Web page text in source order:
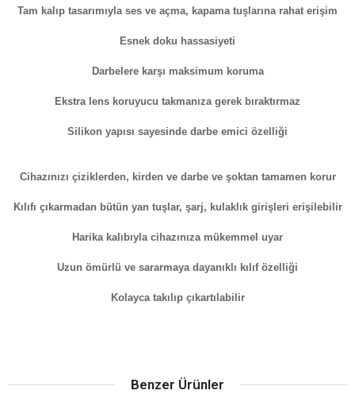
Tam kalıp tasarımıyla ses ve açma, kapama tuşlarına rahat erişim
Esnek doku hassasiyeti
Darbelere karşı maksimum koruma
Ekstra lens koruyucu takmanıza gerek bıraktırmaz
Silikon yapısı sayesinde darbe emici özelliği
Cihazınızı çiziklerden, kirden ve darbe ve şoktan tamamen korur
Kılıfı çıkarmadan bütün yan tuşlar, şarj, kulaklık girişleri erişilebilir
Harika kalıbıyla cihazınıza mükemmel uyar
Uzun ömürlü ve sararmaya dayanıklı kılıf özelliği
Kolayca takılıp çıkartılabilir
Benzer Ürünler